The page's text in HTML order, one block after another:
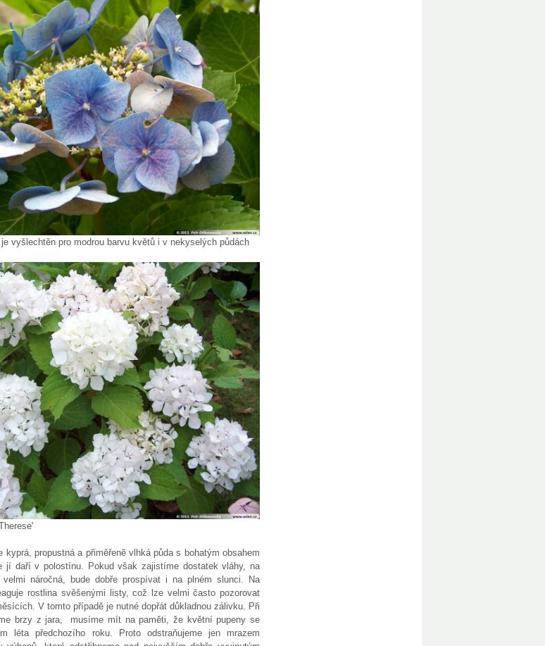
vyšlechtěn pro modrou barvu květů i v nekyselých půdách
kyprá, propustná a přiměřeně vlhká půda s bohatým obsahem
jí daří v polostínu. Pokud však zajistíme dostatek vláhy, na
velmi náročná, bude dobře prospívat i na plném slunci. Na
rostlina svěšenými listy, což lze velmi často pozorovat
V tomto případě je nutné dopřát důkladnou zálivku. Při
brzy z jara, musíme mít na paměti, že květní pupeny se
léta předchozího roku. Proto odstraňujeme jen mrazem